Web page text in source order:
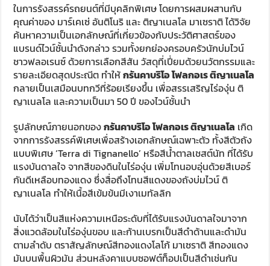
ในการรังสรรค์รถยนต์ที่มีบุคลิกพิเศษ โดยการผสมผสานกับ
คุณค่าของ มาร์เคเซ่ อันติโนริ และ ติญาเนลโล มาเซราติ ได้วิจัย
ค้นหาความเป็นเอกลักษณ์ที่เกี่ยวข้องกับประวัติศาสตร์ของ
แบรนด์ไวน์ชั้นนำดังกล่าว รวมทั้งยกย่องครอบครัวนักบ่มไวน์
ชาวฟลอเรนซ์ ด้วยการเลือกสีสัน วัสดุที่เปี่ยมด้วยนวัตกรรมและ
รายละเอียดสุดประณีต ทำให้กรันคาบริโอ โฟลกอเร ติญาเนลโล
กลายเป็นเสมือนบทกวีที่ร้อยเรียงขึ้น เพื่อสรรเสริญไร่องุ่น ติ
ญาเนลโล และความเป็นมา 50 ปี ของไวน์ชั้นนำ
รูปลักษณ์ภายนอกของกรันคาบริโอ โฟลกอเร ติญาเนลโล เกิด
จากการรังสรรค์พิเศษเพื่อสร้างเอกลักษณ์เฉพาะตัว ทั้งสีตัวถัง
แบบพิเศษ ‘Terra di Tignanello’ หรือสีน้ำตาลเชสต์นัท ที่ได้รับ
แรงบันดาลใจ จากสีของดินในไร่องุ่น เพิ่มโทนอบอุ่นด้วยสีเบอร์
กันดีเหลือบทองแดง ซึ่งสื่อถึงโทนสีแดงของถังบ่มไวน์ ติ
ญาเนลโล ทำให้เนื้อสีเข้มข้นมีเงาเมทัลลิก
นับได้ว่าเป็นสีแห่งความเหนือระดับที่ได้รับแรงบันดาลใจมาจาก
สิ่งแวดล้อมในไร่องุ่นขอบ และก้านเบรกเป็นสีดำด้านและดำมัน
ตามลำดับ ตราสัญลักษณ์สีทองแดงโลโก้ มาเซราติ สีทองแดง
มันบนพื้นผิวมัน ส่วนหลังคาแบบซอฟต์ท็อปเป็นสีดำเช่นกัน